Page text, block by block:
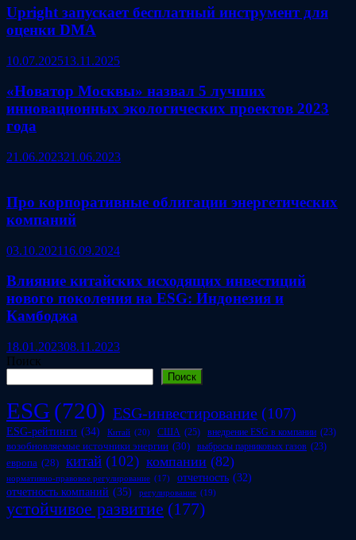
Upright запускает бесплатный инструмент для
оценки DMA
10.07.202513.11.2025
«Новатор Москвы» назвал 5 лучших
инновационных экологических проектов 2023
года
21.06.202321.06.2023
Про корпоративные облигации энергетических
компаний
03.10.202116.09.2024
Влияние китайских исходящих инвестиций
нового поколения на ESG: Индонезия и
Камбоджа
18.01.202308.11.2023
Поиск
Поиск
ESG (720) ESG-инвестирование (107)
ESG-рейтинги (34) Китай (20) США (25) внедрение ESG в компании (23)
возобновляемые источники энергии (30) выбросы парниковых газов (23)
европа (28) китай (102) компании (82)
нормативно-правовое регулирование (17) отчетность (32)
отчетность компаний (35) регулирование (19)
устойчивое развитие (177)